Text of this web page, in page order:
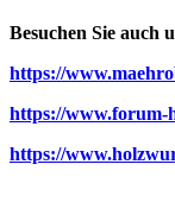
Besuchen Sie auch
https://
https://www.forum-
https://